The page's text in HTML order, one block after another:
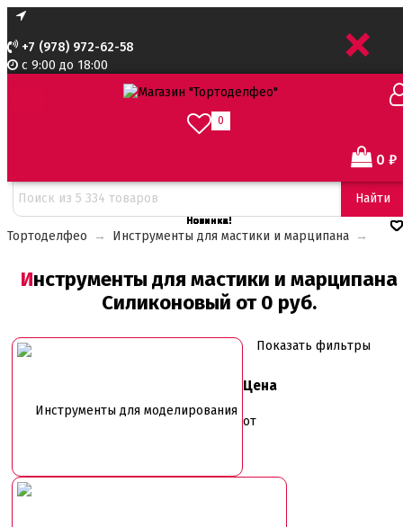
+7 (978) 972-62-58
с 9:00 до 18:00
0
0 ₽
Найти
Тортоделфео → Инструменты для мастики и марципана →
Инструменты для мастики и марципана
Силиконовый от 0 руб.
Инструменты для моделирования
Показать фильтры
Цена
от
Сортировать:
Новинка!
Новинка!
Новинка!
Новинка!
Новинка!
Новинка!
Новинка!
+